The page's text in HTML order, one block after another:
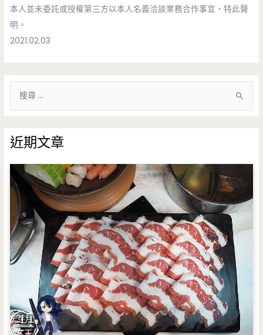
本人並未委託或授權第三方以本人名義洽談業務合作事宜，特此聲
明。
2021.02.03
鍵
字
:
近期文章